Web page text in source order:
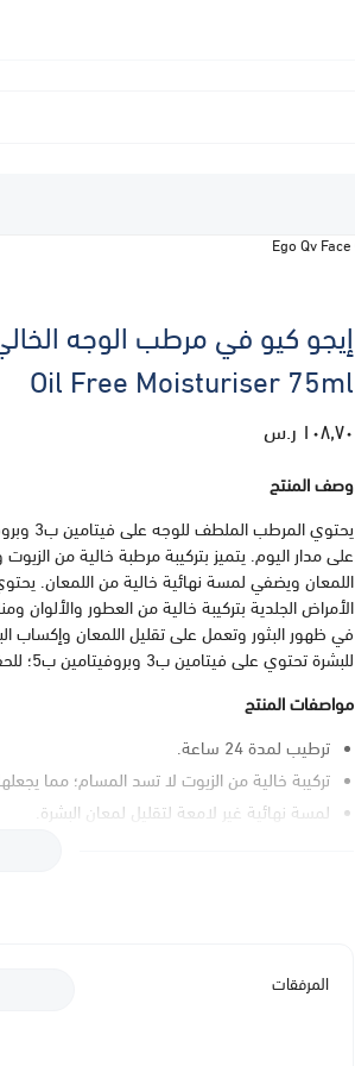
Oil Free Moisturiser 75ml
١٠٨٫٧٠ ر.س
وصف المنتج
على مدار اليوم. يتميز بتركيبة مرطبة خالية من
الأمراض الجلدية بتركيبة خالية من العطور
في ظهور البثور وتعمل على تقليل اللمعان وإكساب
للبشرة تحتوي على فيتامين ب3 وبروفيتامين ب5؛ للحفاظ على ترطيب بشرة الوجه الرقيقة وانتعاشها على مدار اليوم.
مواصفات المنتج
ترطيب لمدة 24 ساعة.
تركيبة خالية من الزيوت لا تسد المسام؛ مما
لمسة نهائية غير لامعة لتقليل لمعان البشرة.
المرفقات